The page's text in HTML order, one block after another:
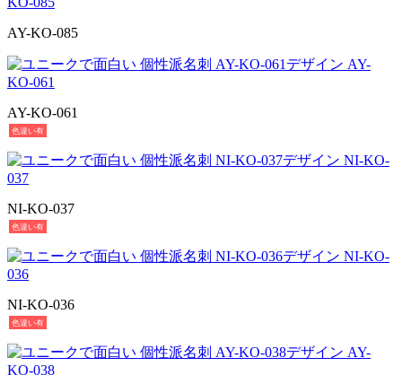
AY-KO-085
AY-KO-061
色違い有
NI-KO-037
色違い有
NI-KO-036
色違い有